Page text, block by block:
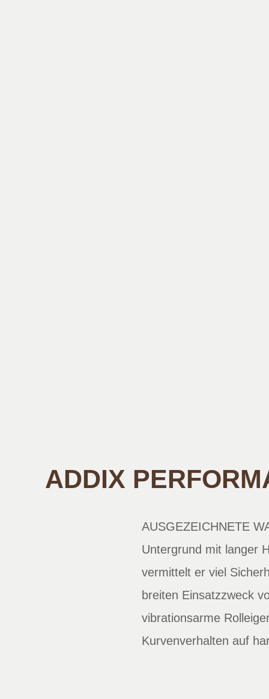
ADDIX
AUSGEZEICHNETE
Untergrund mit langer
vermittelt er viel
breiten Einsatzzweck
vibrationsarme
Kurvenverhalten auf